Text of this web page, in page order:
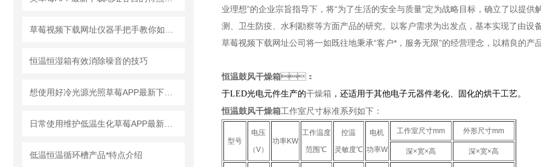
恒温恒湿箱有效消除噪音的技巧
低温恒温循环槽产品*特点介绍
业理想”的企业宗旨指导下，将“为了生活的安全与质量”定为战略目标，确立了以提供解
测、卫生防疫、水利勘察等方面产品的研究。以客户需求为出发点，基本实现了由设
草莓视频下载网址公司将一如既往地秉承“客户*，服务无限”的经营理念，以精良的产品
恒温鼓风干燥箱：
于LED光电元件生产的干燥箱 ，还适用于其他电子元器件老化、固化的烘干工艺。
恒温鼓风干燥箱工作室尺寸标准系列如下：
型号
电压
（V）
功率KW
工作温度
范围℃
控温
灵敏度℃
电机
功率W
工作室尺寸mm 外形尺寸mm
深×宽×高 深×宽×高